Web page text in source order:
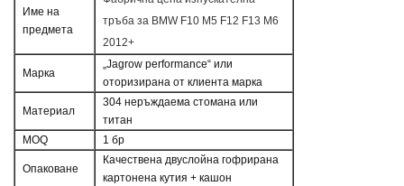
Име на
предмета
тръба за BMW F10 M5 F12 F13 M6
2012+
Марка
„Jagrow performance“ или
оторизирана от клиента марка
Материал
304 неръждаема стомана или
титан
MOQ
1 бр
Опаковане
Качествена двуслойна гофрирана
картонена кутия + кашон